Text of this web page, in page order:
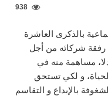
938
بالذكرى العاشرة
شركائه من أجل
مساهمة منه في
و لكي تستحق
بالإبداع و التقاسم